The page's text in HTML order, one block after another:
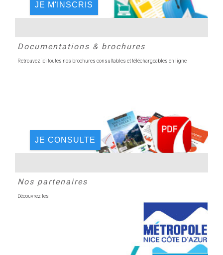
JE M'INSCRIS
Documentations & brochures
Retrouvez ici toutes nos brochures consultables et téléchargeables en ligne
JE CONSULTE
Nos partenaires
Découvrez les